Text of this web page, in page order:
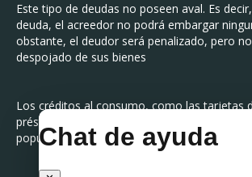
Este tipo de deudas no poseen aval. Es
deuda, el acreedor no podrá embargar
obstante, el deudor será penalizado, pero
despojado de sus bienes
Los créditos al consumo, como las tarjetas
préstamos personales son las deudas no
populares.